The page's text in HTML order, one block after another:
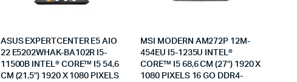
ASUS EXPERTCENTER E5 AIO
22 E5202WHAK-BA102R I5-
11500B INTEL® CORE™ I5 54,6
CM (21.5″) 1920 X 1080 PIXELS
MSI MODERN AM272P 12M-
454EU I5-1235U INTEL®
CORE™ I5 68,6 CM (27″) 1920 X
1080 PIXELS 16 GO DDR4-